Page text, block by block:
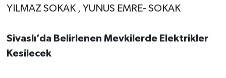
YILMAZ SOKAK , YUNUS EMRE- SOKAK
Sivaslı’da Belirlenen Mevkilerde Elektrikler
Kesilecek